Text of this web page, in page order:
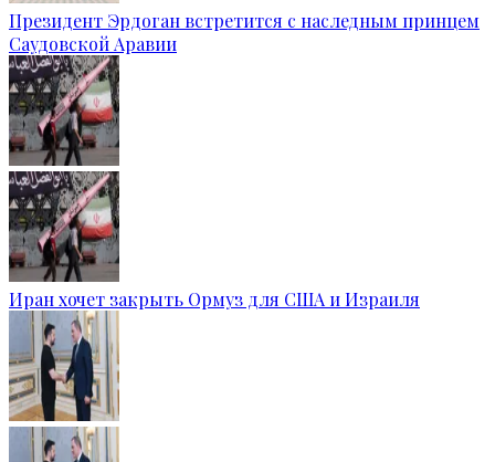
Президент Эрдоган встретится с наследным принцем
Саудовской Аравии
Иран хочет закрыть Ормуз для США и Израиля